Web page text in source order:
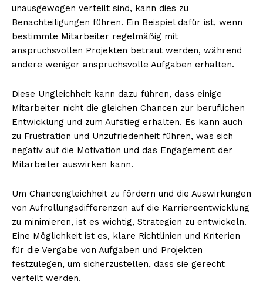
unausgewogen verteilt sind, kann dies zu
Benachteiligungen führen. Ein Beispiel dafür ist, wenn
bestimmte Mitarbeiter regelmäßig mit
anspruchsvollen Projekten betraut werden, während
andere weniger anspruchsvolle Aufgaben erhalten.
Diese Ungleichheit kann dazu führen, dass einige
Mitarbeiter nicht die gleichen Chancen zur beruflichen
Entwicklung und zum Aufstieg erhalten. Es kann auch
zu Frustration und Unzufriedenheit führen, was sich
negativ auf die Motivation und das Engagement der
Mitarbeiter auswirken kann.
Um Chancengleichheit zu fördern und die Auswirkungen
von Aufrollungsdifferenzen auf die Karriereentwicklung
zu minimieren, ist es wichtig, Strategien zu entwickeln.
Eine Möglichkeit ist es, klare Richtlinien und Kriterien
für die Vergabe von Aufgaben und Projekten
festzulegen, um sicherzustellen, dass sie gerecht
verteilt werden.